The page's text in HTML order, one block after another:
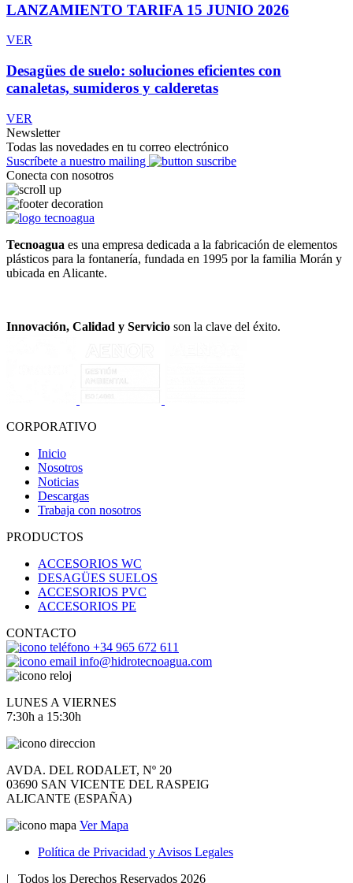
LANZAMIENTO TARIFA 15 JUNIO 2026
VER
Desagües de suelo: soluciones eficientes con
canaletas, sumideros y calderetas
VER
Newsletter
Todas las novedades en tu correo electrónico
Suscríbete a nuestro mailing
Conecta con nosotros
Tecnoagua es una empresa dedicada a la fabricación de elementos
plásticos para la fontanería, fundada en 1995 por la familia Morán y
ubicada en Alicante.
Innovación, Calidad y Servicio son la clave del éxito.
CORPORATIVO
Inicio
Nosotros
Noticias
Descargas
Trabaja con nosotros
PRODUCTOS
ACCESORIOS WC
DESAGÜES SUELOS
ACCESORIOS PVC
ACCESORIOS PE
CONTACTO
+34 965 672 611
info@hidrotecnoagua.com
LUNES A VIERNES
7:30h a 15:30h
AVDA. DEL RODALET, Nº 20
03690 SAN VICENTE DEL RASPEIG
ALICANTE (ESPAÑA)
Ver Mapa
Política de Privacidad y Avisos Legales
| Todos los Derechos Reservados 2026